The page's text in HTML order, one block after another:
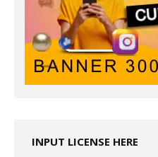
INPUT LICENSE HERE